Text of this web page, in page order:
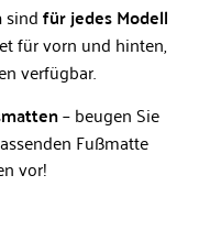
sindfür jedes Modell
für vorn und hinten,
verfügbar.
– beugen Sie
Fußmatte
vor!